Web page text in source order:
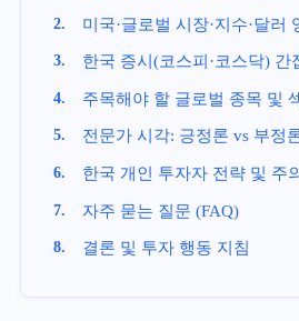
미국·글로벌 시장·지수·달러
한국 증시(코스피·코스닥) 간
주목해야 할 글로벌 종목 및
전문가 시각: 긍정론 vs 부정
한국 개인 투자자 전략 및 주
자주 묻는 질문 (FAQ)
결론 및 투자 행동 지침